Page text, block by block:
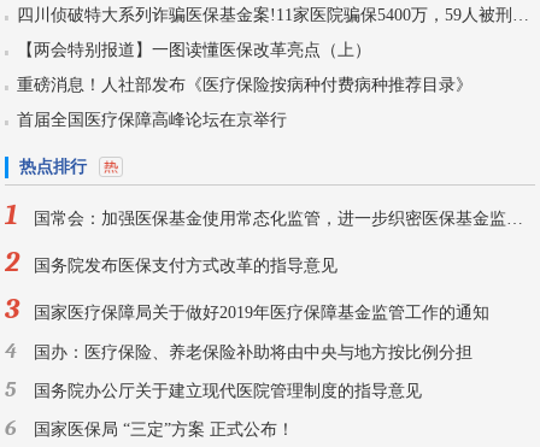
【两会特别报道】一图读懂医保改革亮点（上）
重磅消息！人社部发布《医疗保险按病种付费病种推荐目录》
首届全国医疗保障高峰论坛在京举行
热点排行
1 国常会：加强医保基金使用常态化监管，进一步织密医保基金监管网
2 国务院发布医保支付方式改革的指导意见
3 国家医疗保障局关于做好2019年医疗保障基金监管工作的通知
4 国办：医疗保险、养老保险补助将由中央与地方按比例分担
5 国务院办公厅关于建立现代医院管理制度的指导意见
6 国家医保局 “三定”方案 正式公布！